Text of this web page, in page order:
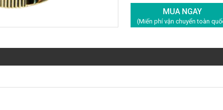
MUA NGAY
(Miến phí vận chuyển toàn